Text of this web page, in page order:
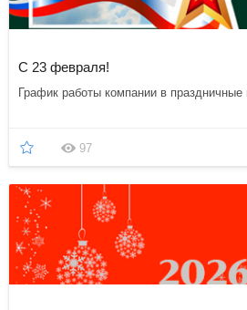
С 23 февраля!
График работы компании в
97